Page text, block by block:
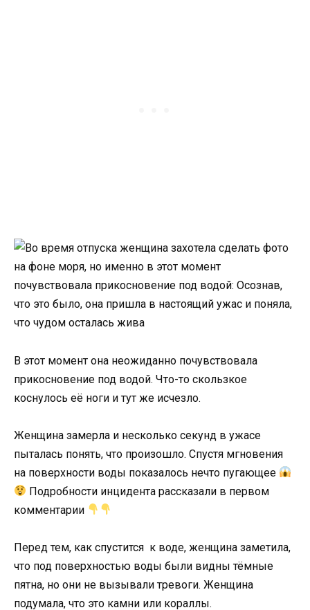
В этот момент она неожиданно почувствовала
прикосновение под водой. Что-то скользкое
коснулось её ноги и тут же исчезло.
Женщина замерла и несколько секунд в ужасе
пыталась понять, что произошло. Спустя мгновения
на поверхности воды показалось нечто пугающее
Подробности инцидента рассказали в первом
комментарии
Перед тем, как спустится к воде, женщина заметила,
что под поверхностью воды были видны тёмные
пятна, но они не вызывали тревоги. Женщина
подумала, что это камни или кораллы.